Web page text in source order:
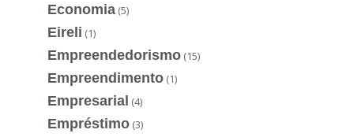
Economia (5)
Eireli (1)
Empreendedorismo (15)
Empreendimento (1)
Empresarial (4)
Empréstimo (3)